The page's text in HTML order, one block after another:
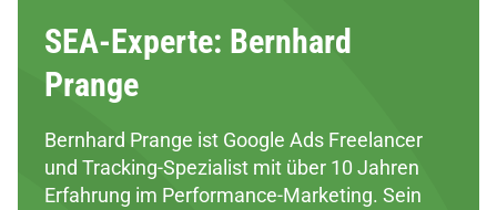
SEA-Experte: Bernhard
Prange
Bernhard Prange ist Google Ads Freelancer
und Tracking-Spezialist mit über 10 Jahren
Erfahrung im Performance-Marketing. Sein